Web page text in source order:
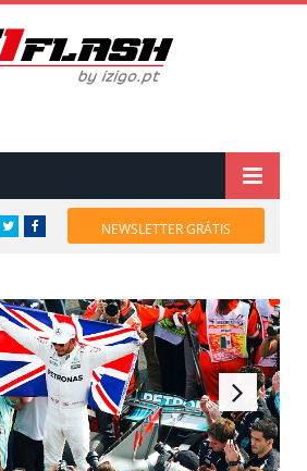
TwitterFacebook NEWSLETTER GRÁTIS